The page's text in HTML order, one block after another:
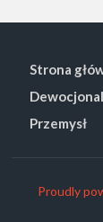
Strona
Przemysł
Proudly